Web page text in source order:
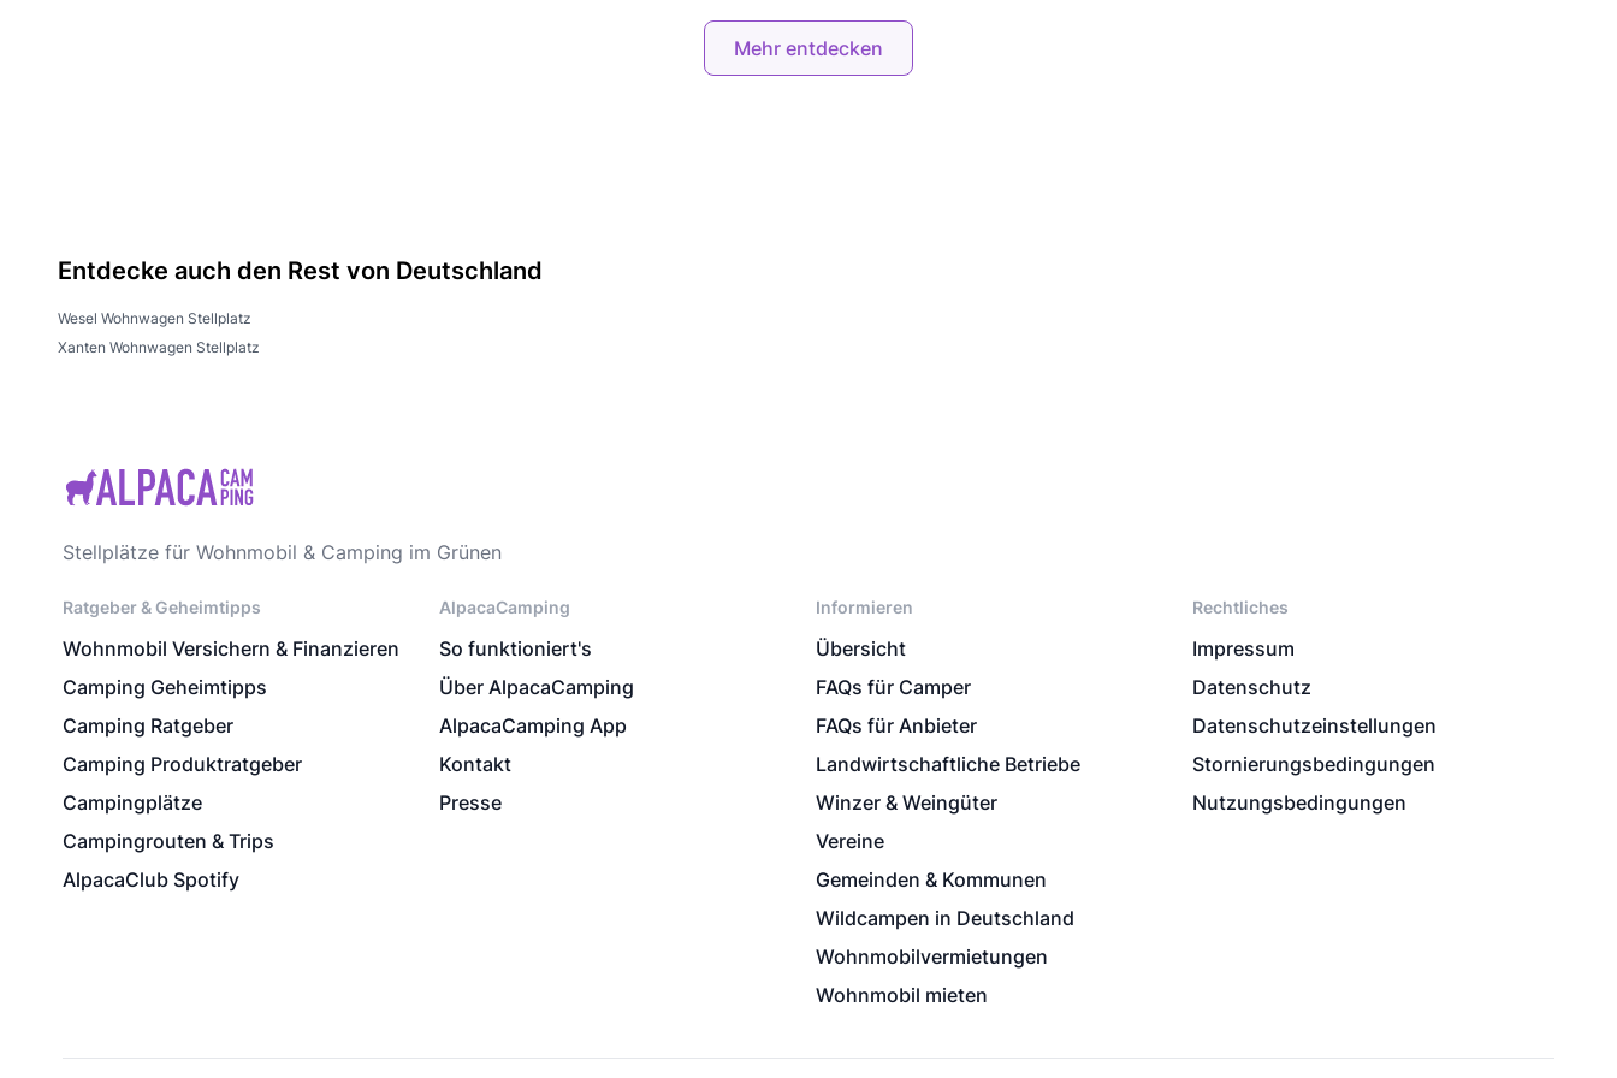
Mehr entdecken
Entdecke auch den Rest von Deutschland
Wesel Wohnwagen Stellplatz
Xanten Wohnwagen Stellplatz
Stellplätze für Wohnmobil & Camping im Grünen
Ratgeber & Geheimtipps
Wohnmobil Versichern & Finanzieren
Camping Geheimtipps
Camping Ratgeber
Camping Produktratgeber
Campingplätze
Campingrouten & Trips
AlpacaClub Spotify
AlpacaCamping
So funktioniert's
Über AlpacaCamping
AlpacaCamping App
Kontakt
Presse
Informieren
Übersicht
FAQs für Camper
FAQs für Anbieter
Landwirtschaftliche Betriebe
Winzer & Weingüter
Vereine
Gemeinden & Kommunen
Wildcampen in Deutschland
Wohnmobilvermietungen
Wohnmobil mieten
Rechtliches
Impressum
Datenschutz
Datenschutzeinstellungen
Stornierungsbedingungen
Nutzungsbedingungen